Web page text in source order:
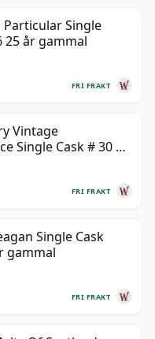
Particular Single
25 år gammal
FRI FRAKT
Vintage
Single Cask # 30 år
FRI FRAKT
Single Cask
gammal
FRI FRAKT